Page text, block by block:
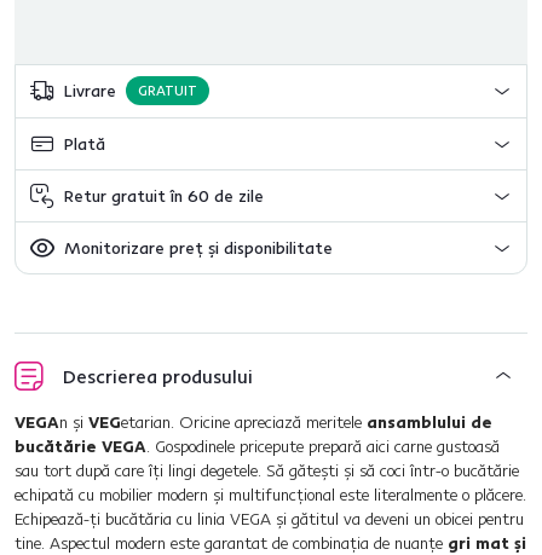
Livrare GRATUIT
Plată
Retur gratuit în 60 de zile
Monitorizare preț și disponibilitate
Descrierea produsului
VEGAn şi VEGetarian. Oricine apreciază meritele ansamblului de
bucătărie VEGA. Gospodinele pricepute prepară aici carne gustoasă
sau tort după care îţi lingi degetele. Să găteşti şi să coci într-o bucătărie
echipată cu mobilier modern şi multifuncţional este literalmente o plăcere.
Echipează-ţi bucătăria cu linia VEGA şi gătitul va deveni un obicei pentru
tine. Aspectul modern este garantat de combinaţia de nuanţe gri mat şi